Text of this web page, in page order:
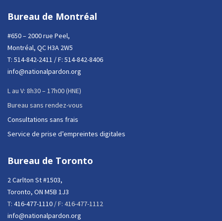
Bureau de Montréal
#650 – 2000 rue Peel,
Montréal, QC H3A 2W5
T: 514-842-2411 / F: 514-842-8406
info@nationalpardon.org
L au V: 8h30 – 17h00 (HNE)
Bureau sans rendez-vous
Consultations sans frais
Service de prise d’empreintes digitales
Bureau de Toronto
2 Carlton St #1503,
Toronto, ON M5B 1J3
T: 416-477-1110 / F: 416-477-1112
info@nationalpardon.org